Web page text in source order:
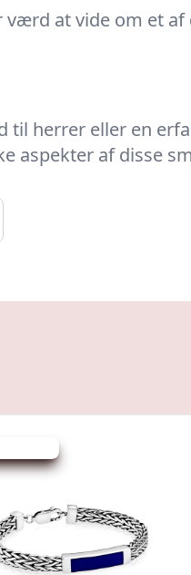
at vide om et
til herrer eller en
aspekter af disse